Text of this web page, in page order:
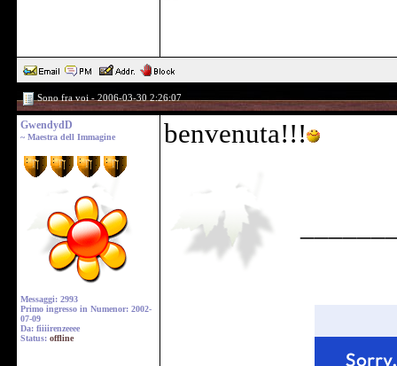
Sono fra voi - 2006-03-30 2:26:07
GwendydD
~ Maestra dell Immagine
Messaggi: 2993
Primo ingresso in Numenor: 2002-
07-09
Da: fiiiirenzeeee
Status: offline
benvenuta!!!